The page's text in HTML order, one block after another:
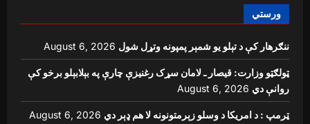
ورستي
ننګرهار کې د تېلو یو شمېر پمپونه وتړل شول August 6, 2026
ټولګټو وزارت: قیصار ـ لامان سړک رغنیزې چارې په بېلابېلو برخو کې
روانې دي August 6, 2026
ټرمپ : د امریکا د وسلو زېرمتونونه لا هم ډېر دي August 6, 2026